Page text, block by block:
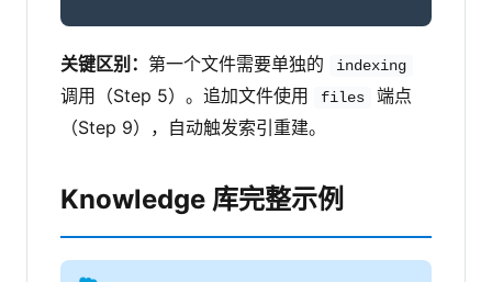
关键区别： 第一个文件需要单独的 indexing
调用（Step 5）。追加文件使用 files
端点
（Step 9），自动触发索引重建。
Knowledge 库完整示例